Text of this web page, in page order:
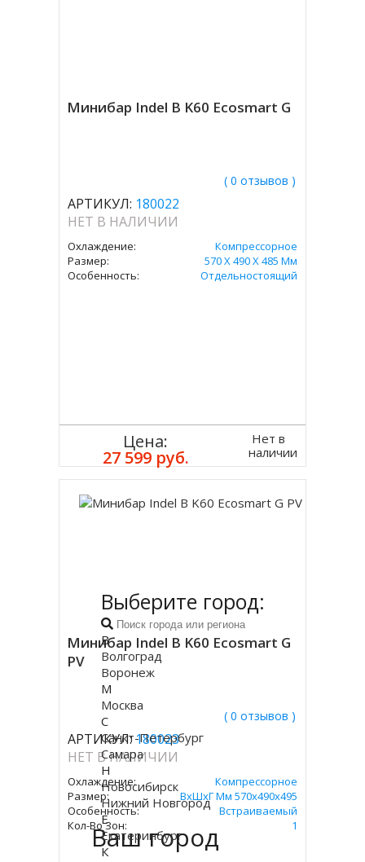
Минибар Indel B K60 Ecosmart G
( 0 отзывов )
АРТИКУЛ: 180022
НЕТ В НАЛИЧИИ
Охлаждение:
Компрессорное
Размер:
570 Х 490 Х 485 Мм
Особенность:
Отдельностоящий
Цена:
27 599 руб.
Нет в
наличии
Минибар Indel B K60 Ecosmart G
PV
( 0 отзывов )
АРТИКУЛ:180023
НЕТ В НАЛИЧИИ
Охлаждение:
Компрессорное
Размер:
ВxШxГ Мм 570x490x495
Особенность:
Встраиваемый
Кол-Во Зон:
1
Ваш город
Выберите город:
В
Волгоград
Воронеж
М
Москва
С
Санкт-Петербург
Самара
Н
Новосибирск
Нижний Новгород
Е
Екатеринбург
К